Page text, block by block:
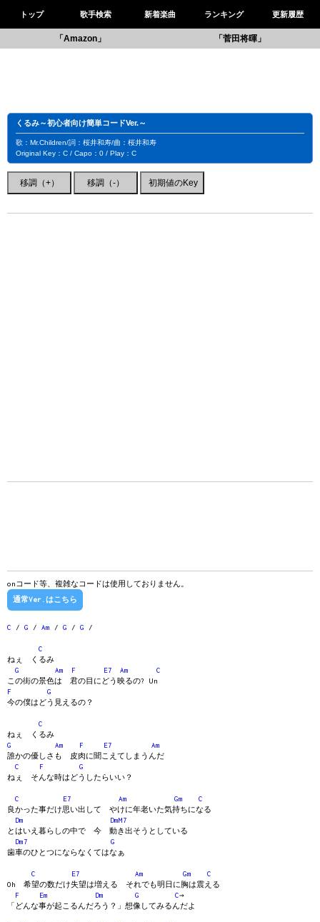
トップ 歌手検索 新着楽曲 ランキング 更新履歴
「Amazon」 「菅田将暉」
くるみ～初心者向け簡単コードVer.～
歌：Mr.Children/詞：桜井和寿/曲：桜井和寿
Original Key：C / Capo：0 / Play：C
onコード等、複雑なコードは使用しておりません。
通常Ver.はこちら
C / G / Am / G / G /
C
ねぇ くるみ
G
Am F E7 Am
C
この街の景色は 君の目にどう映るの? Un
F
G
今の僕はどう見えるの？
C
ねぇ くるみ
G
Am F E7
Am
誰かの優しさも 皮肉に聞こえてしまうんだ
C
F
G
ねぇ そんな時はどうしたらいい？
C E7 Am Gm
C
良かった事だけ思い出して やけに年老いた気持ちになる
Dm
DmM7
とはいえ暮らしの中で 今 動き出そうとしている
Dm7
G
歯車のひとつにならなくてはなぁ
C E7 Am Gm
C
Oh 希望の数だけ失望は増える それでも明日に胸は震える
F
Em Dm G C→
「どんな事が起こるんだろう？」想像してみるんだよ